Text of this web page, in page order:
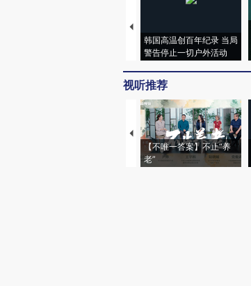
韩国高温创百年纪录 当局
警告停止一切户外活动
视听推荐
【不唯一答案】不止“养
老”